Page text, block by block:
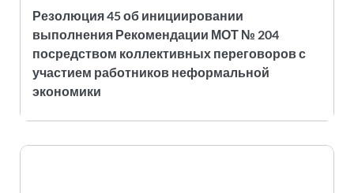
Резолюция 45 об инициировании
выполнения Рекомендации МОТ № 204
посредством коллективных переговоров с
участием работников неформальной
экономики